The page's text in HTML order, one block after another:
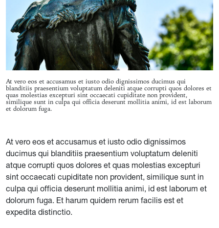
At vero eos et accusamus et iusto odio dignissimos ducimus qui
blanditiis praesentium voluptatum deleniti atque corrupti quos dolores et
quas molestias excepturi sint occaecati cupiditate non provident,
similique sunt in culpa qui officia deserunt mollitia animi, id est laborum
et dolorum fuga.
At vero eos et accusamus et iusto odio dignissimos
ducimus qui blanditiis praesentium voluptatum deleniti
atque corrupti quos dolores et quas molestias excepturi
sint occaecati cupiditate non provident, similique sunt in
culpa qui officia deserunt mollitia animi, id est laborum et
dolorum fuga. Et harum quidem rerum facilis est et
expedita distinctio.